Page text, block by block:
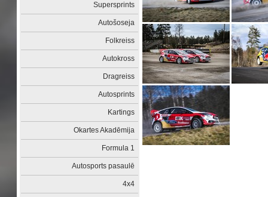
Supersprints
Autošoseja
Folkreiss
Autokross
Dragreiss
Autosprints
Kartings
Okartes Akadēmija
Formula 1
Autosports pasaulē
4x4